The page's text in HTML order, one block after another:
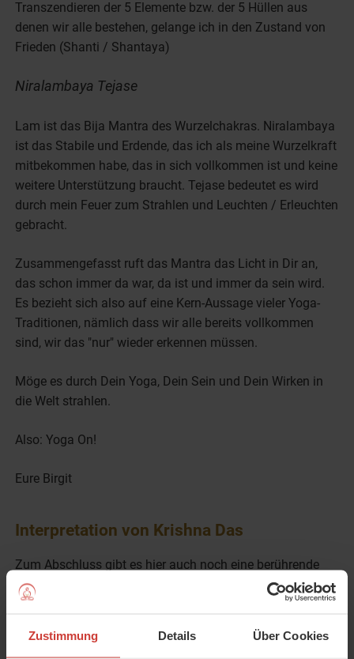
Zustimmung Details Über Cookies
Transzendieren der 5 Elemente bzw. der 5 Hüllen aus
denen wir alle bestehen, gelange ich in den Zustand von
Frieden (Shanti / Shantaya)
Niralambaya Tejase
Lam ist das Bija Mantra des Wurzelchakras. Niralambaya
ist das Stabile und Erdende, das ich als meine Wurzelkraft
mitbekommen habe, das in sich vollkommen ist und keine
weitere Unterstützung braucht. Tejase bedeutet es wird
durch mein Feuer zum Strahlen und Leuchten / Erleuchten
gebracht.
Zusammengefasst ruft das Mantra das Licht in Dir an,
das schon immer da war, da ist und immer da sein wird.
Es bezieht sich also auf eine Kern-Aussage vieler Yoga-
Traditionen, nämlich dass wir alle bereits vollkommen
sind, wir das "nur" wieder erkennen müssen.
Möge es durch Dein Yoga, Dein Sein und Dein Wirken in
die Welt strahlen.
Also: Yoga On!
Eure Birgit
Interpretation von Krishna Das
Zum Abschluss gibt es hier auch noch eine berührende
Version, gesungen von Krishna Das:
alle Cookies akzeptieren